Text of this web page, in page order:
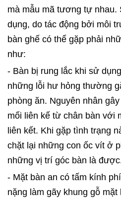
mà mẫu mã tương tự nhau.
dụng, do tác động bởi môi
bàn ghế có thể gặp phải
như:
- Bàn bị rung lắc khi sử
những lỗi hư hỏng thường
phòng ăn. Nguyên nhân
mối liên kế từ chân bàn với
liên kết. Khi gặp tình trạng
chặt lại những con ốc vít ở
những vị trí góc bàn là
- Mặt bàn an có tấm kính
nặng làm gãy khung gỗ